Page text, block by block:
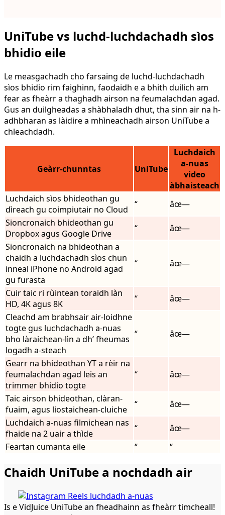
UniTube vs luchd-luchdachadh sìos
bhidio eile
Le measgachadh cho farsaing de luchd-luchdachadh
sìos bhidio rim faighinn, faodaidh e a bhith duilich am
fear as fheàrr a thaghadh airson na feumalachdan agad.
Gus an duilgheadas a shàbhaladh dhut, tha sinn air na h-
adhbharan as làidire a mhìneachadh airson UniTube a
chleachdadh.
Geàrr-chunntas UniTube
Luchdaich
a-nuas
video
àbhaisteach
Luchdaich sìos bhideothan gu
dìreach gu coimpiutair no Cloud
“
âœ—
Sioncronaich bhideothan gu
Dropbox agus Google Drive
“
âœ—
Sioncronaich na bhideothan a
chaidh a luchdachadh sìos chun
inneal iPhone no Android agad
gu furasta
“ âœ—
Cuir taic ri rùintean toraidh làn
HD, 4K agus 8K
“
âœ—
Cleachd am brabhsair air-loidhne
togte gus luchdachadh a-nuas
bho làraichean-lìn a dh’ fheumas
logadh a-steach
“ âœ—
Gearr na bhideothan YT a rèir na
feumalachdan agad leis an
trimmer bhidio togte
“ âœ—
Taic airson bhideothan, clàran-
fuaim, agus liostaichean-cluiche
“
âœ—
Luchdaich a-nuas filmichean nas
fhaide na 2 uair a thìde
“
âœ—
Feartan cumanta eile
“ “
Chaidh UniTube a nochdadh air
Is e VidJuice UniTube an fheadhainn as fheàrr timcheall!